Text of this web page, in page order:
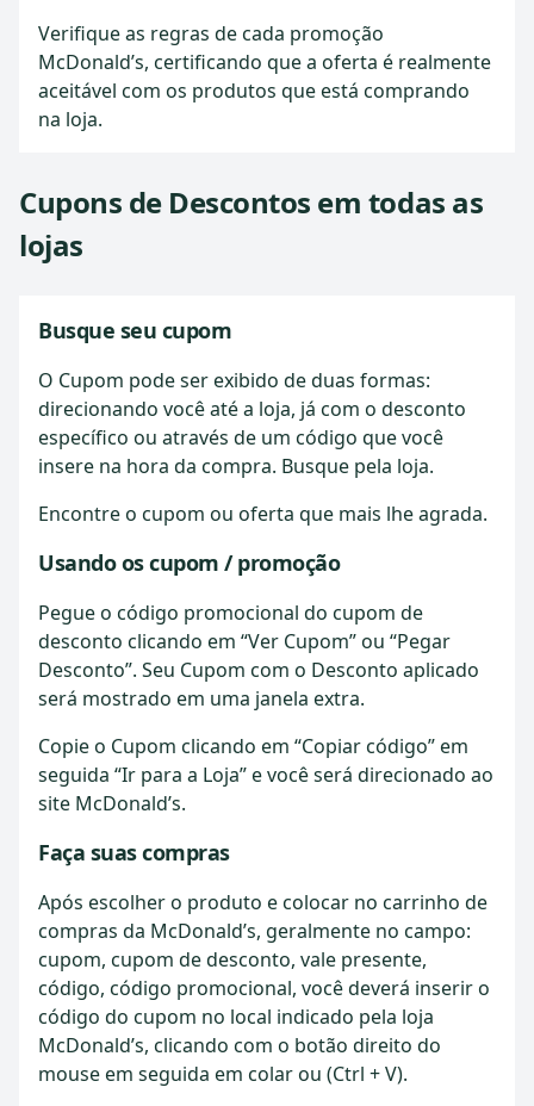
Verifique as regras de cada promoção
McDonald’s, certificando que a oferta é realmente
aceitável com os produtos que está comprando
na loja.
Cupons de Descontos em todas as
lojas
Busque seu cupom
O Cupom pode ser exibido de duas formas:
direcionando você até a loja, já com o desconto
específico ou através de um código que você
insere na hora da compra. Busque pela loja.
Encontre o cupom ou oferta que mais lhe agrada.
Usando os cupom / promoção
Pegue o código promocional do cupom de
desconto clicando em “Ver Cupom” ou “Pegar
Desconto”. Seu Cupom com o Desconto aplicado
será mostrado em uma janela extra.
Copie o Cupom clicando em “Copiar código” em
seguida “Ir para a Loja” e você será direcionado ao
site McDonald’s.
Faça suas compras
Após escolher o produto e colocar no carrinho de
compras da McDonald’s, geralmente no campo:
cupom, cupom de desconto, vale presente,
código, código promocional, você deverá inserir o
código do cupom no local indicado pela loja
McDonald’s, clicando com o botão direito do
mouse em seguida em colar ou (Ctrl + V).